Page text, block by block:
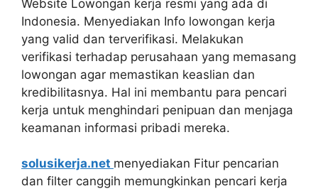
Website Lowongan kerja resmi yang ada di
Indonesia. Menyediakan Info lowongan kerja
yang valid dan terverifikasi. Melakukan
verifikasi terhadap perusahaan yang memasang
lowongan agar memastikan keaslian dan
kredibilitasnya. Hal ini membantu para pencari
kerja untuk menghindari penipuan dan menjaga
keamanan informasi pribadi mereka.
solusikerja.net menyediakan Fitur pencarian
dan filter canggih memungkinkan pencari kerja